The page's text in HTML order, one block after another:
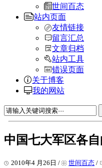
世间百态
站内页面
友情链接
留言汇总
文章归档
站内工具
错误页面
关于博客
我的网站
中国七大军区各
2010年4 月26日 / 世间百态 /